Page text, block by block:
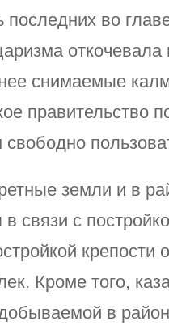
последних во
снимаемые
правительство
свободно
земли и в
в связи с
Кроме того,
в